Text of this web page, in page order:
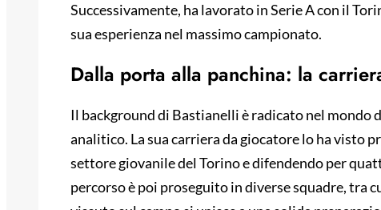
Successivamente, ha lavorato in Serie A con il
sua esperienza nel massimo campionato.
Dalla porta alla panchina: la
Il background di Bastianelli è radicato nel mondo
analitico. La sua carriera da giocatore lo ha visto
settore giovanile del Torino e difendendo per
percorso è poi proseguito in diverse squadre, tra